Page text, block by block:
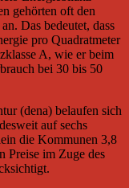
gehörten oft den
Das bedeutet, dass
pro Quadratmeter
A, wie er beim
bei 30 bis 50
(dena) belaufen sich
auf sechs
die Kommunen 3,8
Preise im Zuge des